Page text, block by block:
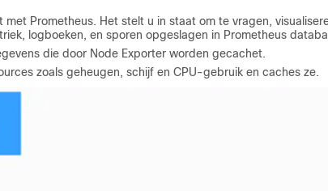
Prometheus. Het stelt u in staat om te vragen,
logboeken, en sporen opgeslagen in Prometheus
die door Node Exporter worden gecachet.
zoals geheugen, schijf en CPU-gebruik en caches ze.